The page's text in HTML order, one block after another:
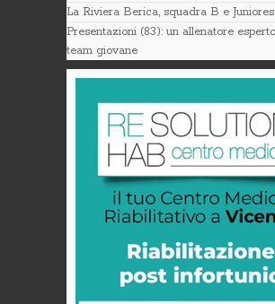
La Riviera Berica, squadra B e Juniores
Presentazioni (83): un allenatore
team giovane